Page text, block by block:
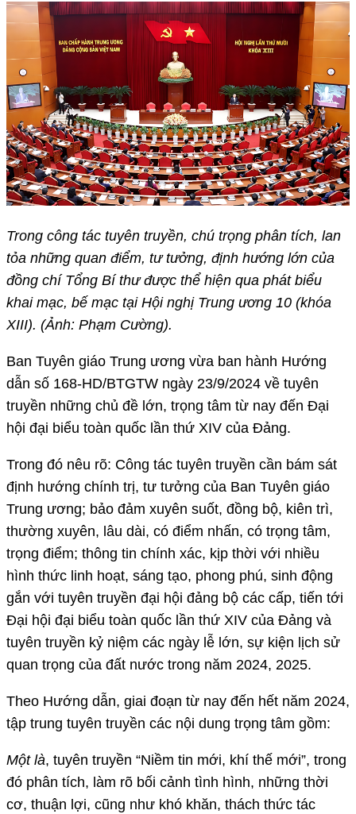
Trong công tác tuyên truyền, chú trọng phân tích, lan
tỏa những quan điểm, tư tưởng, định hướng lớn của
đồng chí Tổng Bí thư được thể hiện qua phát biểu
khai mạc, bế mạc tại Hội nghị Trung ương 10 (khóa
XIII). (Ảnh: Phạm Cường).
Ban Tuyên giáo Trung ương vừa ban hành Hướng
dẫn số 168-HD/BTGTW ngày 23/9/2024 về tuyên
truyền những chủ đề lớn, trọng tâm từ nay đến Đại
hội đại biểu toàn quốc lần thứ XIV của Đảng.
Trong đó nêu rõ: Công tác tuyên truyền cần bám sát
định hướng chính trị, tư tưởng của Ban Tuyên giáo
Trung ương; bảo đảm xuyên suốt, đồng bộ, kiên trì,
thường xuyên, lâu dài, có điểm nhấn, có trọng tâm,
trọng điểm; thông tin chính xác, kịp thời với nhiều
hình thức linh hoạt, sáng tạo, phong phú, sinh động
gắn với tuyên truyền đại hội đảng bộ các cấp, tiến tới
Đại hội đại biểu toàn quốc lần thứ XIV của Đảng và
tuyên truyền kỷ niệm các ngày lễ lớn, sự kiện lịch sử
quan trọng của đất nước trong năm 2024, 2025.
Theo Hướng dẫn, giai đoạn từ nay đến hết năm 2024,
tập trung tuyên truyền các nội dung trọng tâm gồm:
Một là, tuyên truyền “Niềm tin mới, khí thế mới”, trong
đó phân tích, làm rõ bối cảnh tình hình, những thời
cơ, thuận lợi, cũng như khó khăn, thách thức tác